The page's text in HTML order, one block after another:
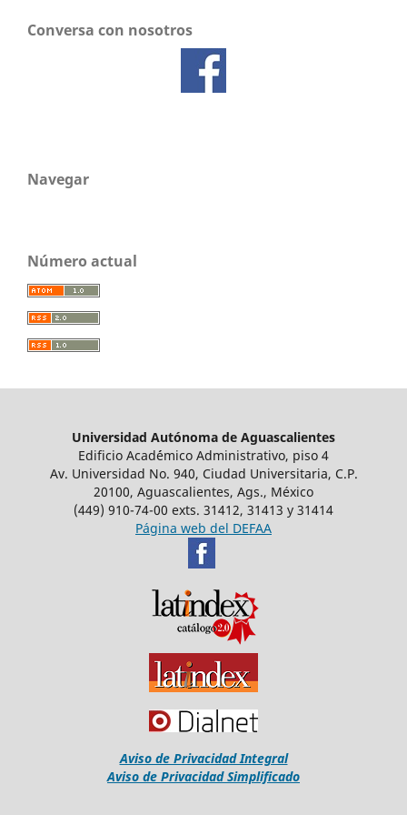
Conversa con nosotros
Navegar
Número actual
Universidad Autónoma de Aguascalientes
Edificio Acad´émico Administrativo, piso 4
Av. Universidad No. 940, Ciudad Universitaria, C.P.
20100, Aguascalientes, Ags., México
(449) 910-74-00 exts. 31412, 31413 y 31414
Página web del DEFAA
Aviso de Privacidad Integral
Aviso de Privacidad Simplificado